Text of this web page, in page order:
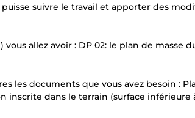
suivre le travail et apporter des
allez avoir : DP 02: le plan de masse
les documents que vous avez besoin :
dans le terrain (surface inférieure